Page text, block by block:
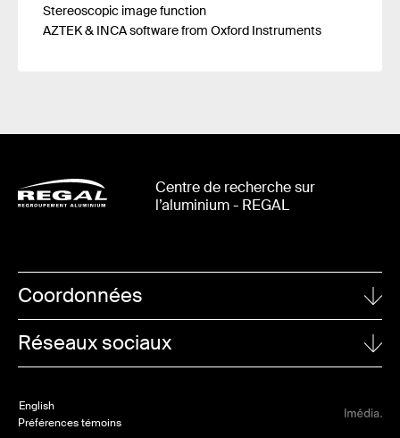
Stereoscopic image function
AZTEK & INCA software from Oxford Instruments
Centre de recherche sur
l’aluminium - REGAL
Coordonnées
1065, avenue de la Médecine
Québec (Québec)
POUR NOUS JOINDRE
Réseaux sociaux
Twitter
English
Préférences témoins